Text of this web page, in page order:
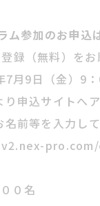
ム参加のお申込
録（無料）をお
7月9日（金）9
申込サイトへア
前等を入力して
０名